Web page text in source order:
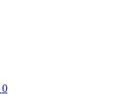
0